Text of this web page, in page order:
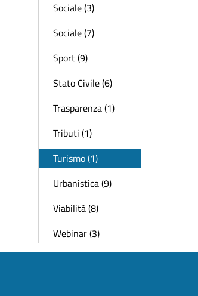
Sociale (3)
Sociale (7)
Sport (9)
Stato Civile (6)
Trasparenza (1)
Tributi (1)
Turismo (1)
Urbanistica (9)
Viabilità (8)
Webinar (3)